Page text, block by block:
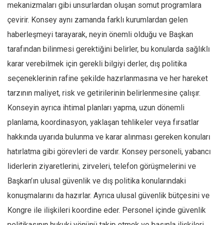
mekanizmaları gibi unsurlardan oluşan somut programlara
çevirir. Konsey aynı zamanda farklı kurumlardan gelen
haberleşmeyi tarayarak, neyin önemli olduğu ve Başkan
tarafından bilinmesi gerektiğini belirler, bu konularda sağlıklı
karar verebilmek için gerekli bilgiyi derler, dış politika
seçeneklerinin rafine şekilde hazırlanmasına ve her hareket
tarzının maliyet, risk ve getirilerinin belirlenmesine çalışır.
Konseyin ayrıca ihtimal planları yapma, uzun dönemli
planlama, koordinasyon, yaklaşan tehlikeler veya fırsatlar
hakkında uyarıda bulunma ve karar alınması gereken konuları
hatırlatma gibi görevleri de vardır. Konsey personeli, yabancı
liderlerin ziyaretlerini, zirveleri, telefon görüşmelerini ve
Başkan’ın ulusal güvenlik ve dış politika konularındaki
konuşmalarını da hazırlar. Ayrıca ulusal güvenlik bütçesini ve
Kongre ile ilişkileri koordine eder. Personel içinde güvenlik